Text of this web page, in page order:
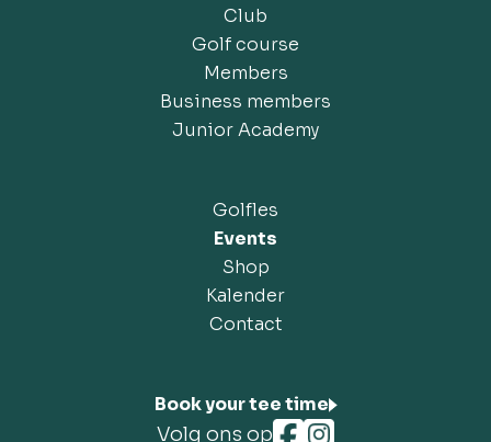
Club
Golf course
Members
Business members
Junior Academy
Golfles
Events
Shop
Kalender
Contact
Book your tee time
Volg ons op